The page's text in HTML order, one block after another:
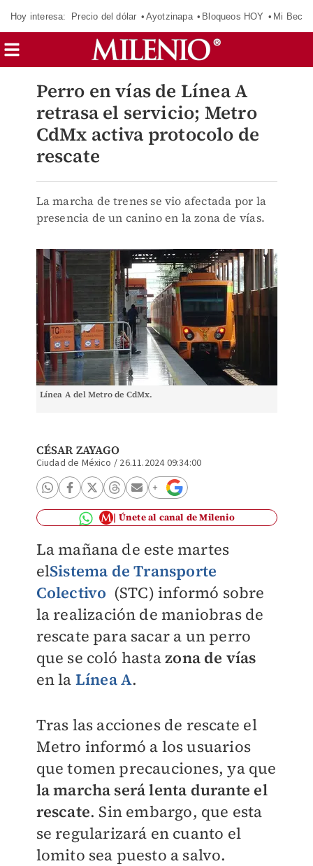
Hoy interesa: Precio del dólar Ayotzinapa Bloqueos HOY Mi Beca
Perro en vías de Línea A
retrasa el servicio; Metro
CdMx activa protocolo de
rescate
La marcha de trenes se vio afectada por la
presencia de un canino en la zona de vías.
Línea A del Metro de CdMx.
CÉSAR ZAYAGO
Ciudad de México / 26.11.2024 09:34:00
Únete al canal de Milenio
La mañana de este martes
elSistema de Transporte
Colectivo (STC) informó sobre
la realización de maniobras de
rescate para sacar a un perro
que se coló hastazona de vías
en la Línea A.
Tras las acciones de rescate el
Metro informó a los usuarios
que tomen precauciones, ya que
la marcha será lenta durante el
rescate. Sin embargo, que esta
se regularizará en cuanto el
lomito sea puesto a salvo.